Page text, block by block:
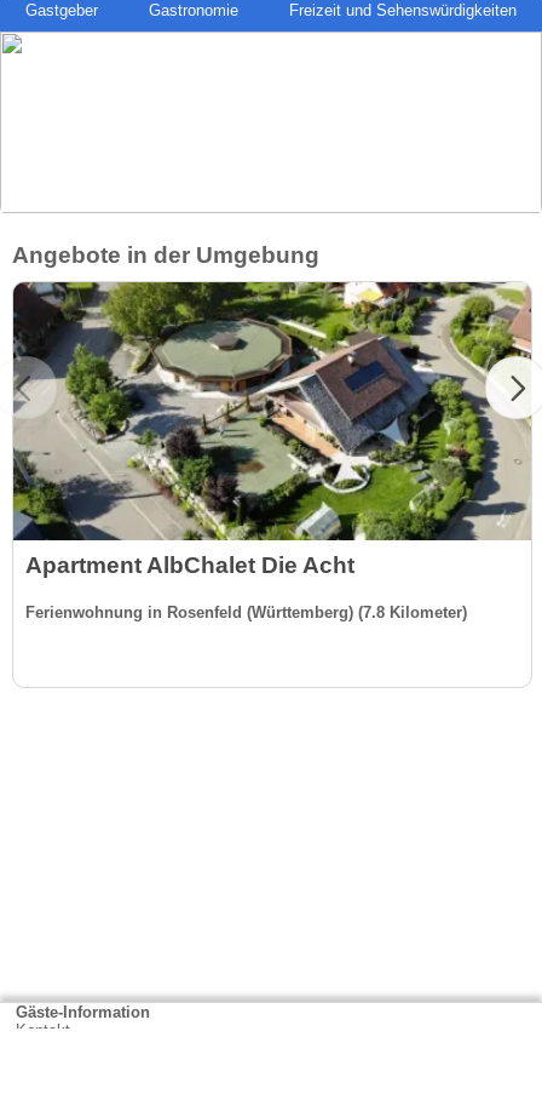
Gastgeber Gastronomie Freizeit und Sehenswürdigkeiten
Angebote in der Umgebung
Apartment AlbChalet Die Acht
Ferienwohnung in Rosenfeld (Württemberg) (7.8 Kilometer)
Gäste-Information
Kontakt